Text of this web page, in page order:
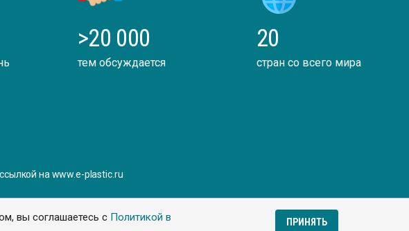
вы соглашаетесь с Политикой в
ПРИНЯТЬ
>20 000
тем обсуждается
20
стран со всего мира
на www.e-plastic.ru